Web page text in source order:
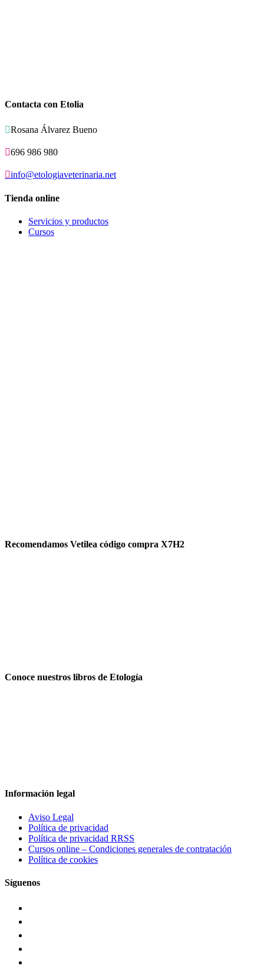
Contacta con Etolia
Rosana Álvarez Bueno
696 986 980
info@etologiaveterinaria.net
Tienda online
Servicios y productos
Cursos
Recomendamos Vetilea código compra X7H2
Conoce nuestros libros de Etología
Información legal
Aviso Legal
Política de privacidad
Política de privacidad RRSS
Cursos online – Condiciones generales de contratación
Política de cookies
Síguenos